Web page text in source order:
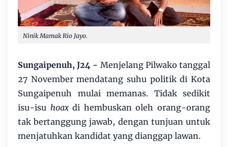
Ninik Mamak Rio Jayo.
Sungaipenuh, J24 - Menjelang Pilwako tanggal
27 November mendatang suhu politik di Kota
Sungaipenuh mulai memanas. Tidak sedikit
isu-isu hoaxdi hembuskan oleh orang-orang
tak bertanggung jawab, dengan tunjuan untuk
menjatuhkan kandidat yang dianggap lawan.